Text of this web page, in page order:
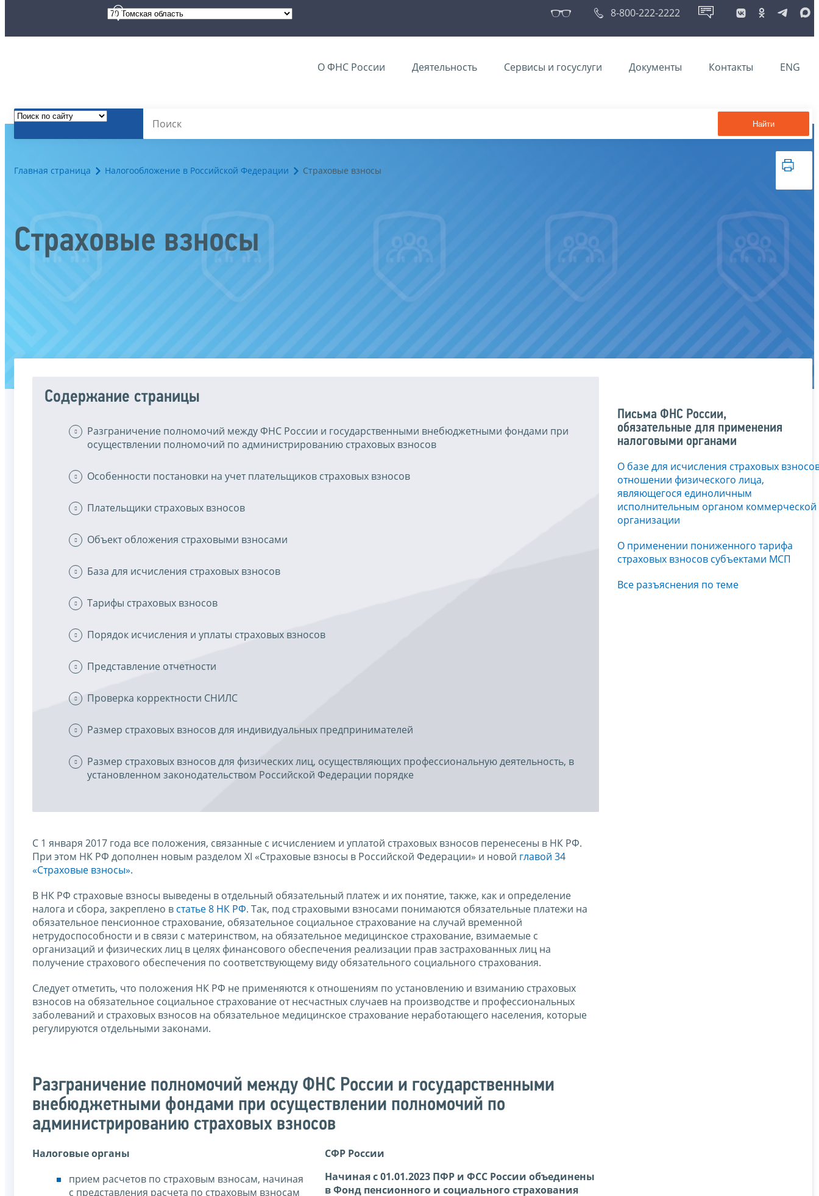
8-800-222-2222
О ФНС России Деятельность Сервисы и госуслуги Документы Контакты ENG
Найти
Главная страница Налогообложение в Российской Федерации Страховые взносы
Страховые взносы
Содержание страницы
Разграничение полномочий между ФНС России и государственными внебюджетными фондами при
осуществлении полномочий по администрированию страховых взносов
Особенности постановки на учет плательщиков страховых взносов
Плательщики страховых взносов
Объект обложения страховыми взносами
База для исчисления страховых взносов
Тарифы страховых взносов
Порядок исчисления и уплаты страховых взносов
Представление отчетности
Проверка корректности СНИЛС
Размер страховых взносов для индивидуальных предпринимателей
Размер страховых взносов для физических лиц, осуществляющих профессиональную деятельность, в
установленном законодательством Российской Федерации порядке
С 1 января 2017 года все положения, связанные с исчислением и уплатой страховых взносов перенесены в НК РФ.
При этом НК РФ дополнен новым разделом XI «Страховые взносы в Российской Федерации» и новой главой 34
«Страховые взносы».
В НК РФ страховые взносы выведены в отдельный обязательный платеж и их понятие, также, как и определение
налога и сбора, закреплено в статье 8 НК РФ. Так, под страховыми взносами понимаются обязательные платежи на
обязательное пенсионное страхование, обязательное социальное страхование на случай временной
нетрудоспособности и в связи с материнством, на обязательное медицинское страхование, взимаемые с
организаций и физических лиц в целях финансового обеспечения реализации прав застрахованных лиц на
получение страхового обеспечения по соответствующему виду обязательного социального страхования.
Следует отметить, что положения НК РФ не применяются к отношениям по установлению и взиманию страховых
взносов на обязательное социальное страхование от несчастных случаев на производстве и профессиональных
заболеваний и страховых взносов на обязательное медицинское страхование неработающего населения, которые
регулируются отдельными законами.
Разграничение полномочий между ФНС России и государственными
внебюджетными фондами при осуществлении полномочий по
администрированию страховых взносов
Налоговые органы
прием расчетов по страховым взносам, начиная
с представления расчета по страховым взносам
СФР России
Начиная с 01.01.2023 ПФР и ФСС России объединены
в Фонд пенсионного и социального страхования
Письма ФНС России,
обязательные для применения
налоговыми органами
О базе для исчисления страховых
отношении физического лица,
являющегося единоличным
исполнительным органом коммерческой
организации
О применении пониженного тарифа
страховых взносов субъектами МСП
Все разъяснения по теме